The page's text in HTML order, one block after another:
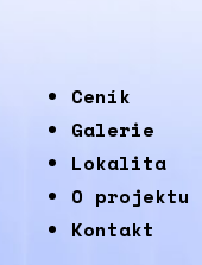
Ceník
Galerie
Lokalita
O projektu
Kontakt